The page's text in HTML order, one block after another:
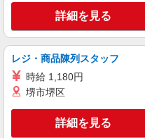
【
時給1,550円 試用期間14日間(条
給与のお支
茨城県神
紹介予定派遣
株式会社アイテック
詳細を見る
レジ・商品陳列スタッフ
時給 1,180円
堺市堺区
詳細を見る